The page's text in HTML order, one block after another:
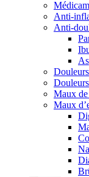
Anti-
Anti-
Maux de
Maux